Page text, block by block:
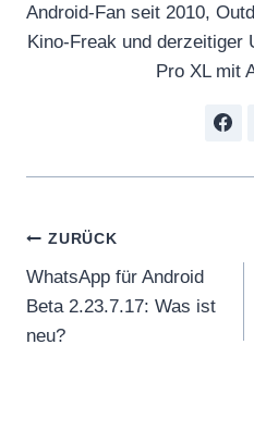
Android-Fan seit 2010,
Kino-Freak und derzeitiger
Pro XL mit
Beitragsnavigation
ZURÜCK
WhatsApp für Android
Beta 2.23.7.17: Was ist
neu?